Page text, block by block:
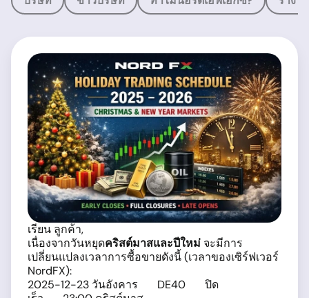
เรียน ลูกค้า,
เนื่องจากวันหยุดคริสต์มาสและปีใหม่ จะมีการ
เปลี่ยนแปลงเวลาการซื้อขายดังนี้ (เวลาของเซิร์ฟเวอร์
NordFX):
2025-12-23 วันอังคาร DE40 ปิด